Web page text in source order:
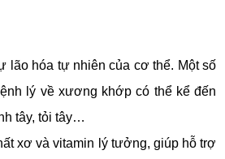
lão hóa tự nhiên của cơ thể. Một số
lý về xương khớp có thể kể đến
tây, tỏi tây…
xơ và vitamin lý tưởng, giúp hỗ trợ